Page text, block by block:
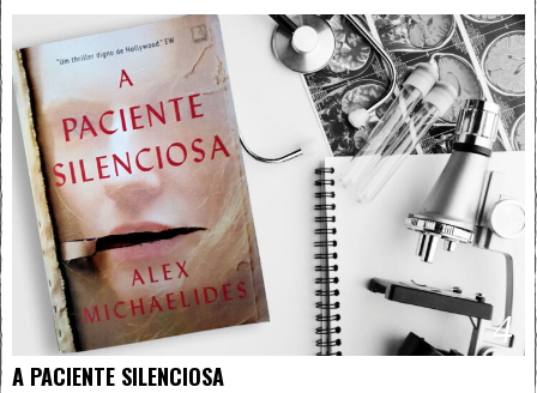
4
A PACIENTE SILENCIOSA